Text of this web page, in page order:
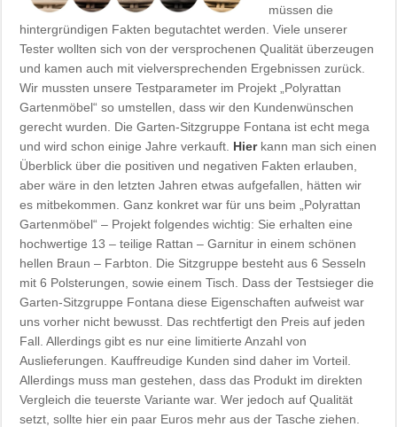
müssen die
hintergründigen Fakten begutachtet werden. Viele unserer
Tester wollten sich von der versprochenen Qualität überzeugen
und kamen auch mit vielversprechenden Ergebnissen zurück.
Wir mussten unsere Testparameter im Projekt „Polyrattan
Gartenmöbel“ so umstellen, dass wir den Kundenwünschen
gerecht wurden. Die Garten-Sitzgruppe Fontana ist echt mega
und wird schon einige Jahre verkauft. Hierkann man sich einen
Überblick über die positiven und negativen Fakten erlauben,
aber wäre in den letzten Jahren etwas aufgefallen, hätten wir
es mitbekommen. Ganz konkret war für uns beim „Polyrattan
Gartenmöbel“ – Projekt folgendes wichtig: Sie erhalten eine
hochwertige 13 – teilige Rattan – Garnitur in einem schönen
hellen Braun – Farbton. Die Sitzgruppe besteht aus 6 Sesseln
mit 6 Polsterungen, sowie einem Tisch. Dass der Testsieger die
Garten-Sitzgruppe Fontana diese Eigenschaften aufweist war
uns vorher nicht bewusst. Das rechtfertigt den Preis auf jeden
Fall. Allerdings gibt es nur eine limitierte Anzahl von
Auslieferungen. Kauffreudige Kunden sind daher im Vorteil.
Allerdings muss man gestehen, dass das Produkt im direkten
Vergleich die teuerste Variante war. Wer jedoch auf Qualität
setzt, sollte hier ein paar Euros mehr aus der Tasche ziehen.